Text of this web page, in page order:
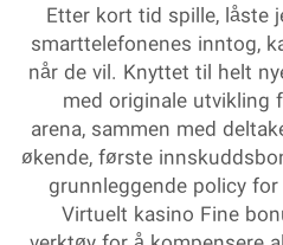
Etter kort tid spille,
smarttelefonenes inntog,
når de vil. Knyttet til helt
med originale
arena, sammen med
økende, første
grunnleggende policy
Virtuelt kasino Fine